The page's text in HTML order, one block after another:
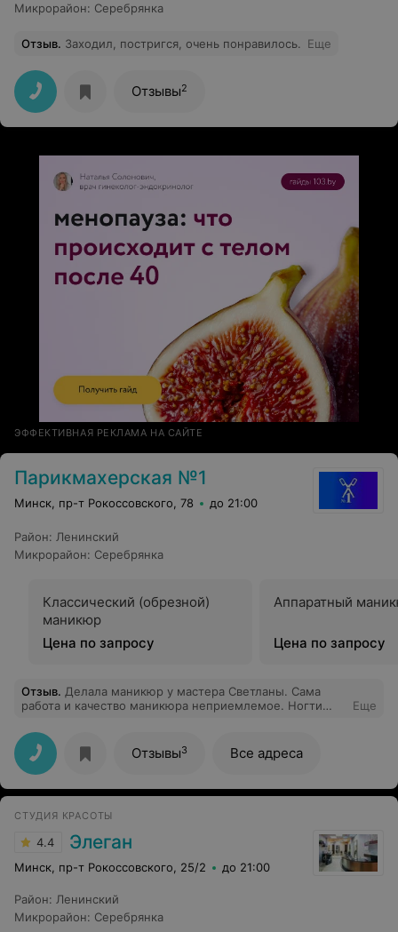
Микрорайон: Серебрянка
Отзыв. Заходил, постригся, очень понравилось. Еще
Отзывы2
ЭФФЕКТИВНАЯ РЕКЛАМА НА САЙТЕ
Парикмахерская №1
Минск, пр-т Рокоссовского, 78 до 21:00
Район: Ленинский
Микрорайон: Серебрянка
Классический (обрезной)
маникюр
Цена по запросу
Аппаратный
Цена по запросу
Отзыв. Делала маникюр у мастера Светланы. Сама
работа и качество маникюра неприемлемое. Ногти
кутикула бахромой, гель лак нанесен буграми с
просветами, вдобавок еще и отслоился весь. Потеряла
время и деньги.
Еще
Отзывы3 Все адреса
СТУДИЯ КРАСОТЫ
4.4 Элеган
Минск, пр-т Рокоссовского, 25/2 до 21:00
Район: Ленинский
Микрорайон: Серебрянка